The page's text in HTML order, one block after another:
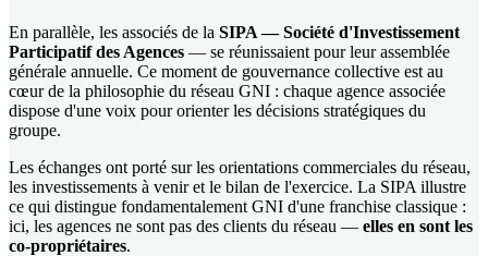
En parallèle, les associés de la SIPA — Société d'Investissement
Participatif des Agences — se réunissaient pour leur assemblée
générale annuelle. Ce moment de gouvernance collective est au
cœur de la philosophie du réseau GNI : chaque agence associée
dispose d'une voix pour orienter les décisions stratégiques du
groupe.
Les échanges ont porté sur les orientations commerciales du réseau,
les investissements à venir et le bilan de l'exercice. La SIPA illustre
ce qui distingue fondamentalement GNI d'une franchise classique :
ici, les agences ne sont pas des clients du réseau — elles en sont les
co-propriétaires.